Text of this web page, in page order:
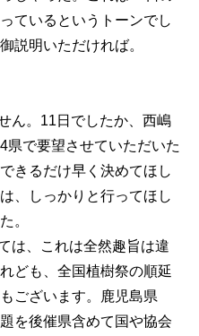
ているというトーンでし
説明いただければ。
ん。11日でしたか、西嶋
県で要望させていただいた
きるだけ早く決めてほし
、しっかりと行ってほし
。
は、これは全然趣旨は違
ども、全国植樹祭の順延
ございます。鹿児島県
を後催県含めて国や協会